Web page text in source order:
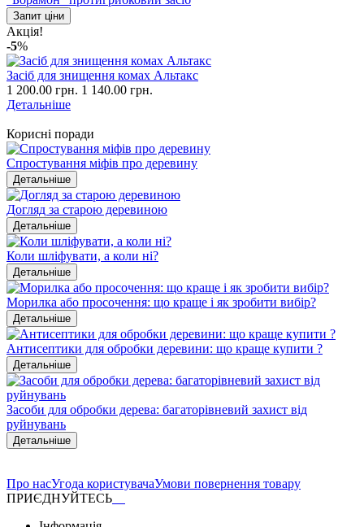
Запит ціни
Акція!
-5%
Засіб для знищення комах Альтакс
1 200.00 грн. 1 140.00 грн.
Детальніше
Корисні поради
Спростування міфів про деревину
Детальніше
Догляд за старою деревиною
Детальніше
Коли шліфувати, а коли ні?
Детальніше
Морилка або просочення: що краще і як зробити вибір?
Детальніше
Антисептики для обробки деревини: що краще купити ?
Детальніше
Засоби для обробки дерева: багаторівневий захист від
руйнувань
Детальніше
Про насУгода користувачаУмови повернення товару
ПРИЄДНУЙТЕСЬ